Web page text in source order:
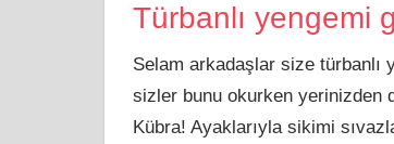
Türbanlı yengemi
Selam arkadaşlar size türbanlı
sizler bunu okurken yerinizden
Kübra! Ayaklarıyla sikimi